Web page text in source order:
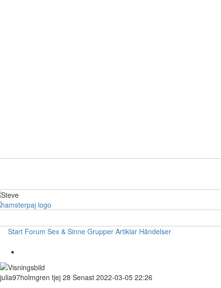
Start Forum Sex & Sinne Grupper Artiklar Händelser
julia97holmgren tjej 28 Senast 2022-03-05 22:26